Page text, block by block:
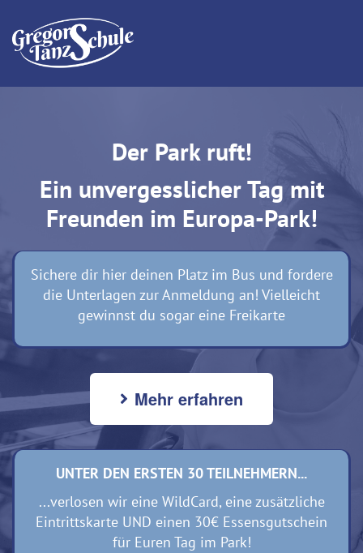
Der Park ruft!
Ein unvergesslicher Tag mit
Freunden im Europa-Park!
Sichere dir hier deinen Platz im Bus und fordere
die Unterlagen zur Anmeldung an! Vielleicht
gewinnst du sogar eine Freikarte
Mehr erfahren
UNTER DEN ERSTEN 30 TEILNEHMERN...
...verlosen wir eine WildCard, eine zusätzliche
Eintrittskarte UND einen 30€ Essensgutschein
für Euren Tag im Park!